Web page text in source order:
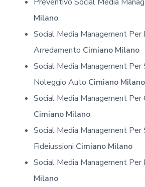
Milano
Social Media Management Per
Arredamento Cimiano Milano
Social Media Management Per
Noleggio Auto Cimiano Milano
Social Media Management Per
Cimiano Milano
Social Media Management Per
Fideiussioni Cimiano Milano
Social Media Management Per
Milano